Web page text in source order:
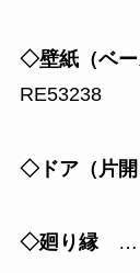
◇壁紙（ベ
RE53238
◇ドア（片開
◇廻り縁